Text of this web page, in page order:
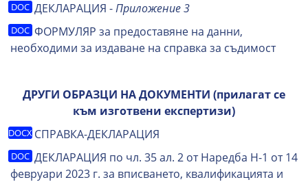
ДЕКЛАРАЦИЯ -Приложение 3
ФОРМУЛЯР за предоставяне на данни,
необходими за издаване на справка за съдимост
ДРУГИ ОБРАЗЦИ НА ДОКУМЕНТИ (прилагат се
към изготвени експертизи)
СПРАВКА-ДЕКЛАРАЦИЯ
ДЕКЛАРАЦИЯ по чл. 35 ал. 2 от Наредба Н-1 от 14
февруари 2023 г. за вписването, квалификацията и